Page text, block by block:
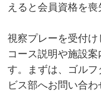
えると会員資格を
視察プレーを受付け
コース説明や施設
す。まずは、ゴル
ビス部へお問い合わ